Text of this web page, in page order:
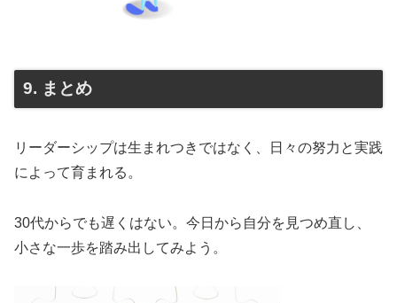
9. まとめ
リーダーシップは生まれつきではなく、日々の努力と実践
によって育まれる。
30代からでも遅くはない。今日から自分を見つめ直し、
小さな一歩を踏み出してみよう。